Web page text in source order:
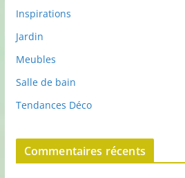
Inspirations
Jardin
Meubles
Salle de bain
Tendances Déco
Commentaires récents